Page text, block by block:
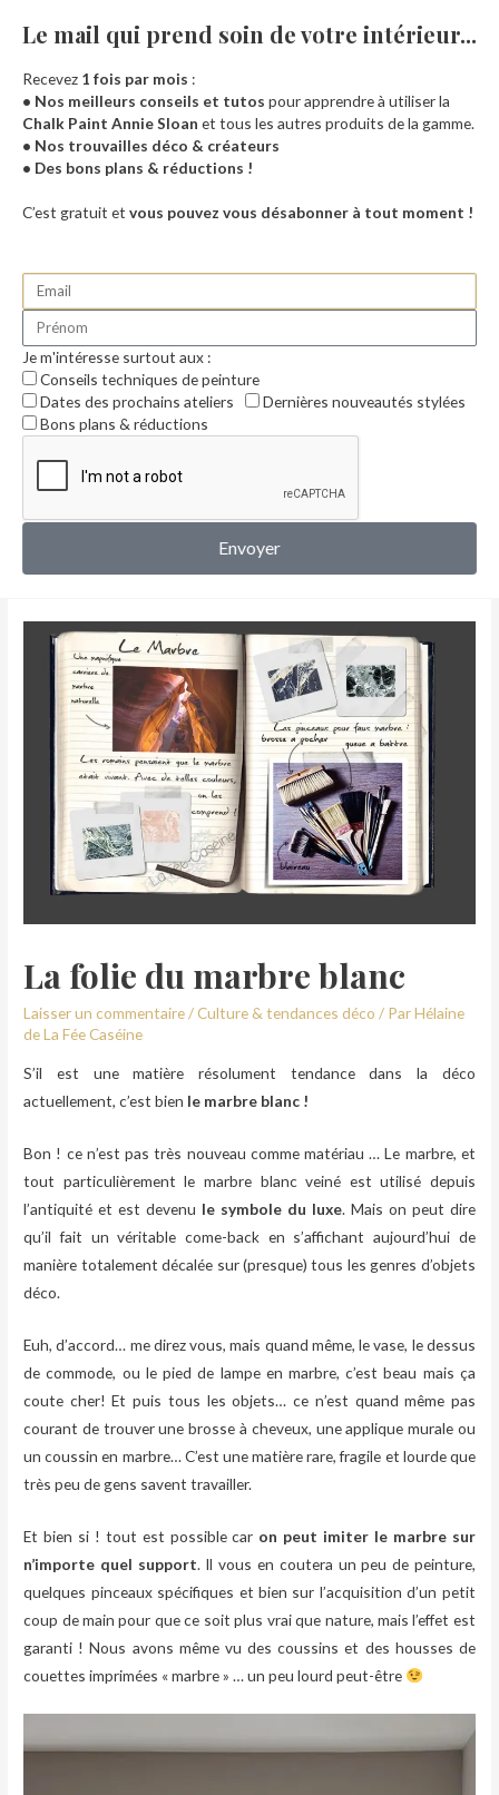
Accueil
MON COMPTE
La folie du marbre blanc
Laisser un commentaire/Culture & tendances déco / ParHélaine
de La Fée Caséine
S’il est une matière résolument tendance dans la déco
actuellement, c’est bien le marbre blanc !
Bon ! ce n’est pas très nouveau comme matériau … Le marbre, et
tout particulièrement le marbre blanc veiné est utilisé depuis
l’antiquité et est devenu le symbole du luxe. Mais on peut dire
qu’il fait un véritable come-back en s’affichant aujourd’hui de
manière totalement décalée sur (presque) tous les genres d’objets
déco.
Euh, d’accord… me direz vous, mais quand même, le vase, le dessus
de commode, ou le pied de lampe en marbre, c’est beau mais ça
coute cher! Et puis tous les objets… ce n’est quand même pas
courant de trouver une brosse à cheveux, une applique murale ou
un coussin en marbre… C’est une matière rare, fragile et lourde que
très peu de gens savent travailler.
Et bien si ! tout est possible car on peut imiter le marbre sur
n’importe quel support. Il vous en coutera un peu de peinture,
quelques pinceaux spécifiques et bien sur l’acquisition d’un petit
coup de main pour que ce soit plus vrai que nature, mais l’effet est
garanti ! Nous avons même vu des coussins et des housses de
couettes imprimées « marbre » … un peu lourd peut-être
Le mail qui prend soin de votre intérieur...​
Recevez 1 fois par mois :
• Nos meilleurs conseils et tutos pour apprendre à utiliser la
Chalk Paint Annie Sloan et tous les autres produits de la gamme.
• Nos trouvailles déco & créateurs
• Des bons plans & réductions !
C’est gratuit et vous pouvez vous désabonner à tout moment !
Je m'intéresse surtout aux :
Conseils techniques de peinture
Dates des prochains ateliers
Dernières nouveautés stylées
Bons plans & réductions
Envoyer